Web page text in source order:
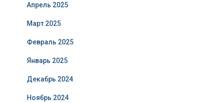
Апрель 2025
Март 2025
Февраль 2025
Январь 2025
Декабрь 2024
Ноябрь 2024